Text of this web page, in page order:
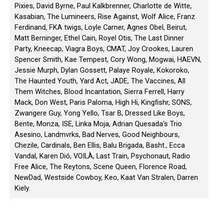
Pixies, David Byrne, Paul Kalkbrenner, Charlotte de Witte,
Kasabian, The Lumineers, Rise Against, Wolf Alice, Franz
Ferdinand, FKA twigs, Loyle Carner, Agnes Obel, Beirut,
Matt Berninger, Ethel Cain, Royel Otis, The Last Dinner
Party, Kneecap, Viagra Boys, CMAT, Joy Crookes, Lauren
Spencer Smith, Kae Tempest, Cory Wong, Mogwai, HAEVN,
Jessie Murph, Dylan Gossett, Palaye Royale, Kokoroko,
The Haunted Youth, Yard Act, JADE, The Vaccines, All
Them Witches, Blood Incantation, Sierra Ferrell, Harry
Mack, Don West, Paris Paloma, High Hi, Kingfishr, SONS,
Zwangere Guy, Yong Yello, Tsar B, Dressed Like Boys,
Bente, Monza, ISE, Linka Moja, Adrian Quesada's Trio
Asesino, Landmvrks, Bad Nerves, Good Neighbours,
Chezile, Cardinals, Ben Ellis, Balu Brigada, Basht., Ecca
Vandal, Karen Dió, VOILÀ, Last Train, Psychonaut, Radio
Free Alice, The Reytons, Scene Queen, Florence Road,
NewDad, Westside Cowboy, Keo, Kaat Van Stralen, Darren
Kiely.